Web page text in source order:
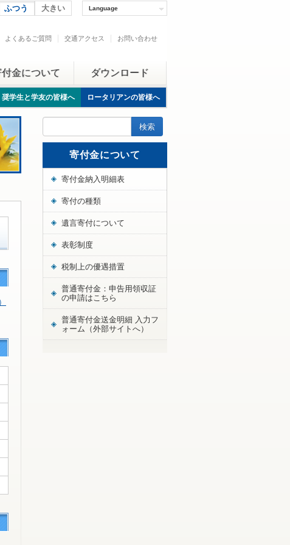
ふつう 大きい Language
よくあるご質問 交通アクセス お問い合わせ
付金について ダウンロード
奨学生と学友の皆様へ ロータリアンの皆様へ
寄付金について
寄付金納入明細表
寄付の種類
遺言寄付について
表彰制度
税制上の優遇措置
普通寄付金：申告用領収証
の申請はこちら
普通寄付金送金明細 入力フ
ォーム（外部サイトへ）